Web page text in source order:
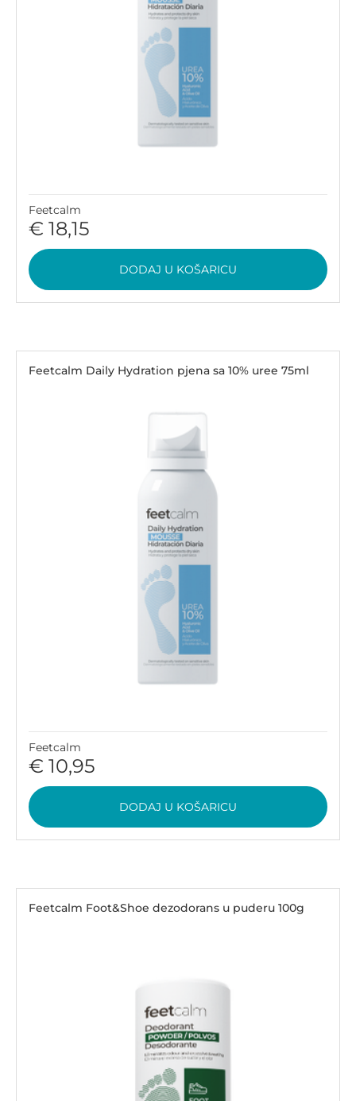
Feetcalm
€ 18,15
DODAJ U KOŠARICU
Feetcalm Daily Hydration pjena sa 10% uree 75ml
Feetcalm
€ 10,95
DODAJ U KOŠARICU
Feetcalm Foot&Shoe dezodorans u puderu 100g